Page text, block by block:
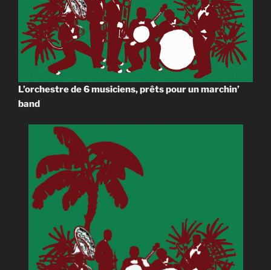
L’orchestre de 6 musiciens, prêts pour un marchin’
band